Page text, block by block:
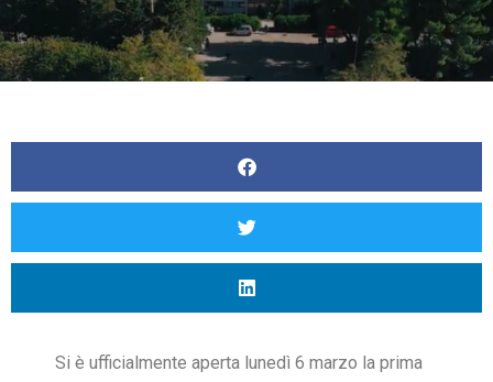
Si è ufficialmente aperta lunedì 6 marzo la prima